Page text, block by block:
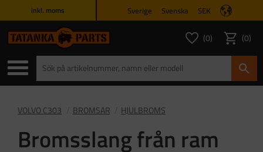
inkl. moms Sverige Svenska SEK
Favoriter
ANTAL
0 Kundvagn
0
VOLVO C303 BROMSAR HJULBROMS
Bromsslang från ram